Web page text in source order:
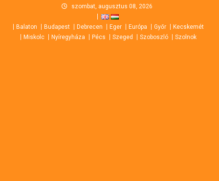
content
szombat, augusztus 08, 2026
Balaton Budapest Debrecen Eger Európa Győr
Kecskemét
Miskolc
Nyíregyháza Pécs Szeged Szoboszló Szolnok